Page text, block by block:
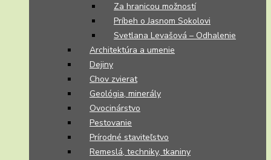
Za hranicou možností
Príbeh o Jasnom Sokolovi
Svetlana Levašová – Odhalenie
Architektúra a umenie
Dejiny
Chov zvierat
Geológia, minerály
Ovocinárstvo
Pestovanie
Prírodné staviteľstvo
Remeslá, techniky, tkaniny